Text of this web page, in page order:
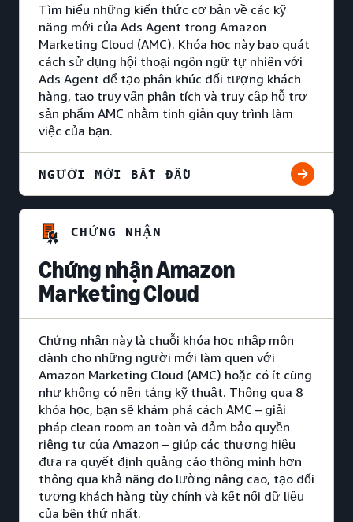
Tìm hiểu những kiến ​​thức cơ bản về các kỹ
năng mới của Ads Agent trong Amazon
Marketing Cloud (AMC). Khóa học này bao quát
cách sử dụng hội thoại ngôn ngữ tự nhiên với
Ads Agent để tạo phân khúc đối tượng khách
hàng, tạo truy vấn phân tích và truy cập hỗ trợ
sản phẩm AMC nhằm tinh giản quy trình làm
việc của bạn.
NGƯỜI MỚI BẮT ĐẦU
CHỨNG NHẬN
Chứng nhận Amazon
Marketing Cloud
Chứng nhận này là chuỗi khóa học nhập môn
dành cho những người mới làm quen với
Amazon Marketing Cloud (AMC) hoặc có ít cũng
như không có nền tảng kỹ thuật. Thông qua 8
khóa học, bạn sẽ khám phá cách AMC – giải
pháp clean room an toàn và đảm bảo quyền
riêng tư của Amazon – giúp các thương hiệu
đưa ra quyết định quảng cáo thông minh hơn
thông qua khả năng đo lường nâng cao, tạo đối
tượng khách hàng tùy chỉnh và kết nối dữ liệu
của bên thứ nhất.